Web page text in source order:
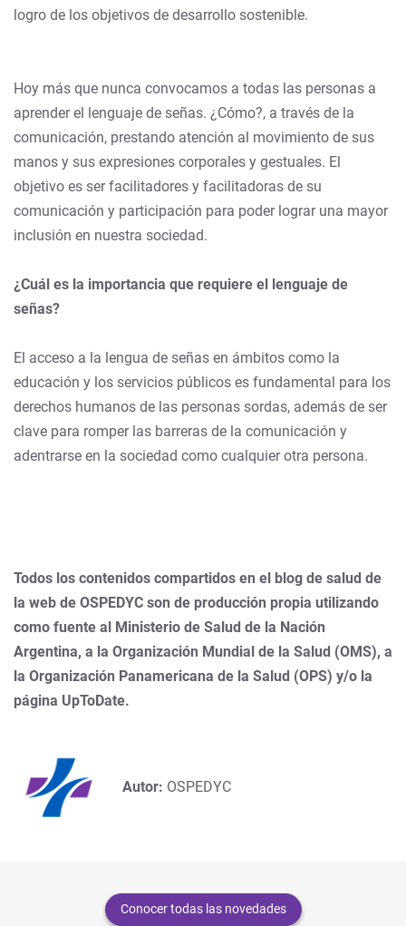
logro de los objetivos de desarrollo sostenible.
Hoy más que nunca convocamos a todas las personas a
aprender el lenguaje de señas. ¿Cómo?, a través de la
comunicación, prestando atención al movimiento de sus
manos y sus expresiones corporales y gestuales. El
objetivo es ser facilitadores y facilitadoras de su
comunicación y participación para poder lograr una mayor
inclusión en nuestra sociedad.
¿Cuál es la importancia que requiere el lenguaje de
señas?
El acceso a la lengua de señas en ámbitos como la
educación y los servicios públicos es fundamental para los
derechos humanos de las personas sordas, además de ser
clave para romper las barreras de la comunicación y
adentrarse en la sociedad como cualquier otra persona.
Todos los contenidos compartidos en el blog de salud de
la web de OSPEDYC son de producción propia utilizando
como fuente al Ministerio de Salud de la Nación
Argentina, a la Organización Mundial de la Salud (OMS), a
la Organización Panamericana de la Salud (OPS) y/o la
página UpToDate.
Autor: OSPEDYC
Conocer todas las novedades